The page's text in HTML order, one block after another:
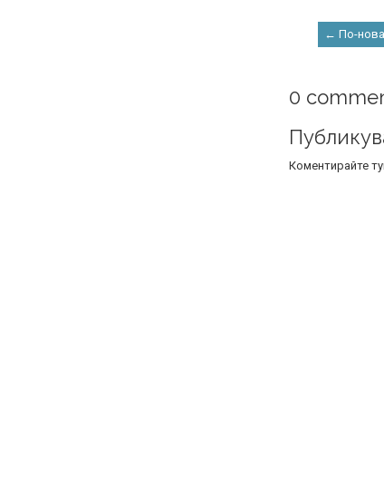
← По-нова
0
Коментирайте